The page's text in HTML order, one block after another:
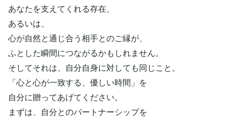
あなたを支えてくれる存在、
あるいは、
心が自然と通じ合う相手とのご縁が、
ふとした瞬間につながるかもしれません。
そしてそれは、自分自身に対しても同じこと。
「心と心が一致する、優しい時間」を
自分に贈ってあげてください。
まずは、自分とのパートナーシップを